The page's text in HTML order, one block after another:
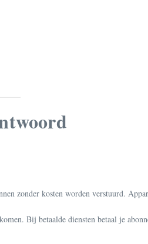
zonder kosten worden verstuurd.
Bij betaalde diensten betaal je